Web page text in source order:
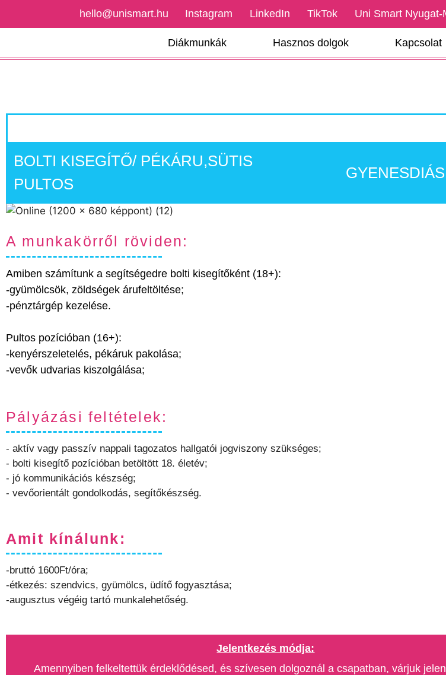
hello@unismart.hu Instagram LinkedIn TikTok Uni Smart Nyugat-
Diákmunkák Hasznos dolgok Kapcsolat
BOLTI KISEGÍTŐ/ PÉKÁRU,SÜTIS
PULTOS
GYENESDIÁS
A munkakörről röviden:
Amiben számítunk a segítségedre bolti kisegítőként (18+):
-gyümölcsök, zöldségek árufeltöltése;
-pénztárgép kezelése.
Pultos pozícióban (16+):
-kenyérszeletelés, pékáruk pakolása;
-vevők udvarias kiszolgálása;
Pályázási feltételek:
- aktív vagy passzív nappali tagozatos hallgatói jogviszony szükséges;
- bolti kisegítő pozícióban betöltött 18. életév;
- jó kommunikációs készség;
- vevőorientált gondolkodás, segítőkészség.
Amit kínálunk:
-bruttó 1600Ft/óra;
-étkezés: szendvics, gyümölcs, üdítő fogyasztása;
-augusztus végéig tartó munkalehetőség.
Jelentkezés módja:
Amennyiben felkeltettük érdeklődésed, és szívesen dolgoznál a csapatban, várjuk